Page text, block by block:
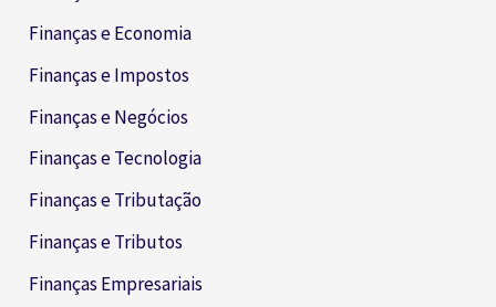
Finanças e Economia
Finanças e Impostos
Finanças e Negócios
Finanças e Tecnologia
Finanças e Tributação
Finanças e Tributos
Finanças Empresariais